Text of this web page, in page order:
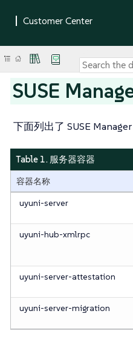
SUSE
下面列出了 SUSE
Table 1. 服务器容器
容器名称
uyuni-server
uyuni-hub-xmlrpc
uyuni-server-attestation
uyuni-server-migration